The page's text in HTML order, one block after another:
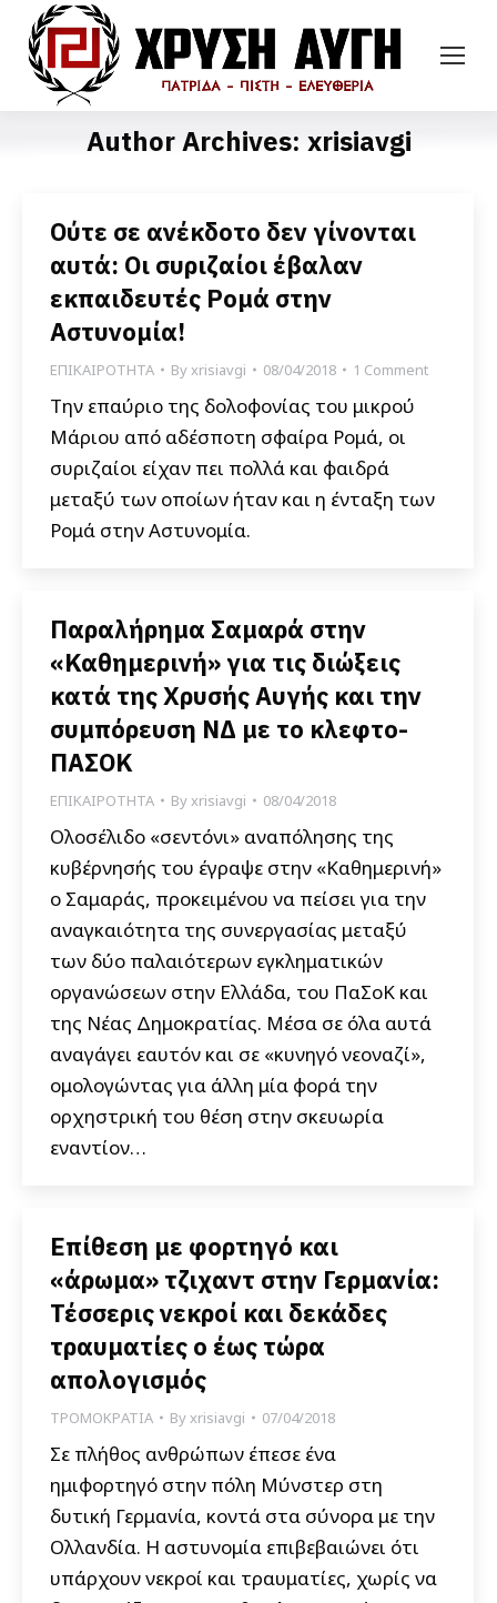
Author Archives: xrisiavgi
Ούτε σε ανέκδοτο δεν γίνονται
αυτά: Οι συριζαίοι έβαλαν
εκπαιδευτές Ρομά στην
Αστυνομία!
ΕΠΙΚΑΙΡΟΤΗΤΑ Byxrisiavgi 08/04/2018 1 Comment
Την επαύριο της δολοφονίας του μικρού
Μάριου από αδέσποτη σφαίρα Ρομά, οι
συριζαίοι είχαν πει πολλά και φαιδρά
μεταξύ των οποίων ήταν και η ένταξη των
Ρομά στην Αστυνομία.
Παραλήρημα Σαμαρά στην
«Καθημερινή» για τις διώξεις
κατά της Χρυσής Αυγής και την
συμπόρευση ΝΔ με το κλεφτο-
ΠΑΣΟΚ
ΕΠΙΚΑΙΡΟΤΗΤΑ Byxrisiavgi 08/04/2018
Ολοσέλιδο «σεντόνι» αναπόλησης της
κυβέρνησής του έγραψε στην «Καθημερινή»
ο Σαμαράς, προκειμένου να πείσει για την
αναγκαιότητα της συνεργασίας μεταξύ
των δύο παλαιότερων εγκληματικών
οργανώσεων στην Ελλάδα, του ΠαΣοΚ και
της Νέας Δημοκρατίας. Μέσα σε όλα αυτά
αναγάγει εαυτόν και σε «κυνηγό νεοναζί»,
ομολογώντας για άλλη μία φορά την
ορχηστρική του θέση στην σκευωρία
εναντίον…
Επίθεση με φορτηγό και
«άρωμα» τζιχαντ στην Γερμανία:
Τέσσερις νεκροί και δεκάδες
τραυματίες ο έως τώρα
απολογισμός
ΤΡΟΜΟΚΡΑΤΙΑ Byxrisiavgi 07/04/2018
Σε πλήθος ανθρώπων έπεσε ένα
ημιφορτηγό στην πόλη Μύνστερ στη
δυτική Γερμανία, κοντά στα σύνορα με την
Ολλανδία. Η αστυνομία επιβεβαιώνει ότι
υπάρχουν νεκροί και τραυματίες, χωρίς να